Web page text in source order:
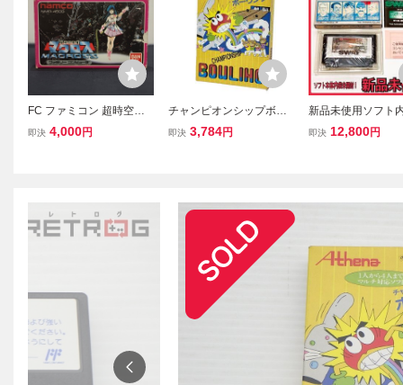
FC ファミコン 超時空要
塞マクロス ソフト ハガキ
即決 4,000円
チャンピオンシップボー
リング 箱 説明書付き フ
即決 3,784円
新品未使用ソフト
開封 FC ファミコ
即決 12,800円